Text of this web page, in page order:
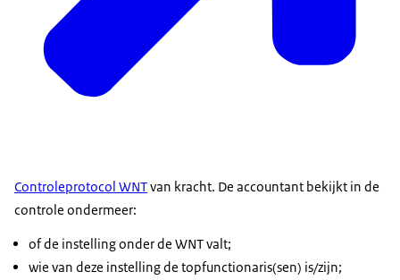
Controleprotocol WNTvan kracht. De accountant bekijkt in de
controle ondermeer:
of de instelling onder de WNT valt;
wie van deze instelling de topfunctionaris(sen) is/zijn;